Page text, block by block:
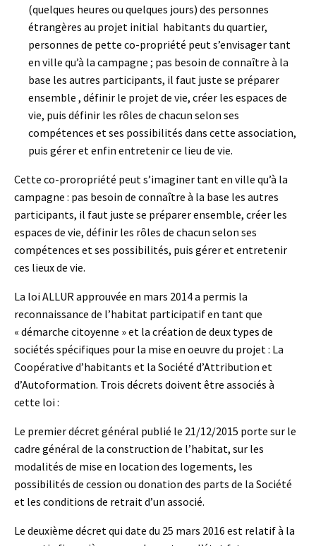
(quelques heures ou quelques jours) des personnes
étrangères au projet initial habitants du quartier,
personnes de pette co-propriété peut s’envisager tant
en ville qu’à la campagne ; pas besoin de connaître à la
base les autres participants, il faut juste se préparer
ensemble , définir le projet de vie, créer les espaces de
vie, puis définir les rôles de chacun selon ses
compétences et ses possibilités dans cette association,
puis gérer et enfin entretenir ce lieu de vie.
Cette co-proropriété peut s’imaginer tant en ville qu’à la
campagne : pas besoin de connaître à la base les autres
participants, il faut juste se préparer ensemble, créer les
espaces de vie, définir les rôles de chacun selon ses
compétences et ses possibilités, puis gérer et entretenir
ces lieux de vie.
La loi ALLUR approuvée en mars 2014 a permis la
reconnaissance de l’habitat participatif en tant que
« démarche citoyenne » et la création de deux types de
sociétés spécifiques pour la mise en oeuvre du projet : La
Coopérative d’habitants et la Société d’Attribution et
d’Autoformation. Trois décrets doivent être associés à
cette loi :
Le premier décret général publié le 21/12/2015 porte sur le
cadre général de la construction de l’habitat, sur les
modalités de mise en location des logements, les
possibilités de cession ou donation des parts de la Société
et les conditions de retrait d’un associé.
Le deuxième décret qui date du 25 mars 2016 est relatif à la